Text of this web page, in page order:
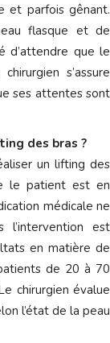
et parfois gênant.
flasque et de
d’attendre que le
s’assure
ses attentes sont
des bras ?
un lifting des
le patient est en
médicale ne
l’intervention est
en matière de
de 20 à 70
chirurgien évalue
l’état de la peau